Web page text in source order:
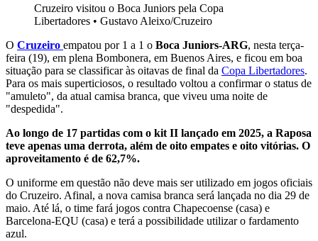
Cruzeiro visitou o Boca Juniors pela Copa
Libertadores • Gustavo Aleixo/Cruzeiro
O Cruzeiro empatou por 1 a 1 o Boca Juniors-ARG, nesta terça-
feira (19), em plena Bombonera, em Buenos Aires, e ficou em boa
situação para se classificar às oitavas de final da Copa Libertadores.
Para os mais superticiosos, o resultado voltou a confirmar o status de
"amuleto", da atual camisa branca, que viveu uma noite de
"despedida".
Ao longo de 17 partidas com o kit II lançado em 2025, a Raposa
teve apenas uma derrota, além de oito empates e oito vitórias. O
aproveitamento é de 62,7%.
O uniforme em questão não deve mais ser utilizado em jogos oficiais
do Cruzeiro. Afinal, a nova camisa branca será lançada no dia 29 de
maio. Até lá, o time fará jogos contra Chapecoense (casa) e
Barcelona-EQU (casa) e terá a possibilidade utilizar o fardamento
azul.